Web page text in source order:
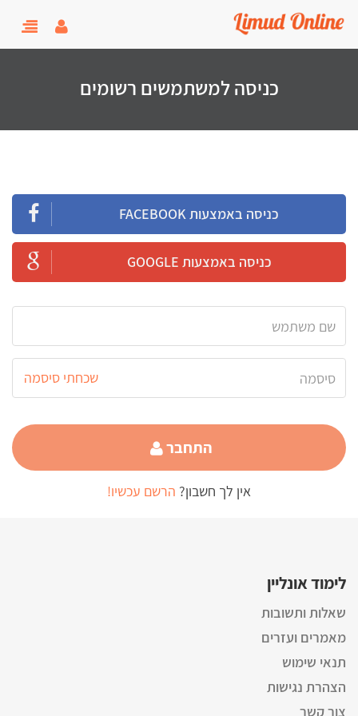
menu
כניסה למשתמשים רשומים
כניסה באמצעות FACEBOOK
כניסה באמצעות GOOGLE
שכחתי סיסמה
התחבר
אין לך חשבון? הרשם עכשיו!
לימוד אונליין
שאלות ותשובות
מאמרים ועזרים
תנאי שימוש
הצהרת נגישות
צור קשר